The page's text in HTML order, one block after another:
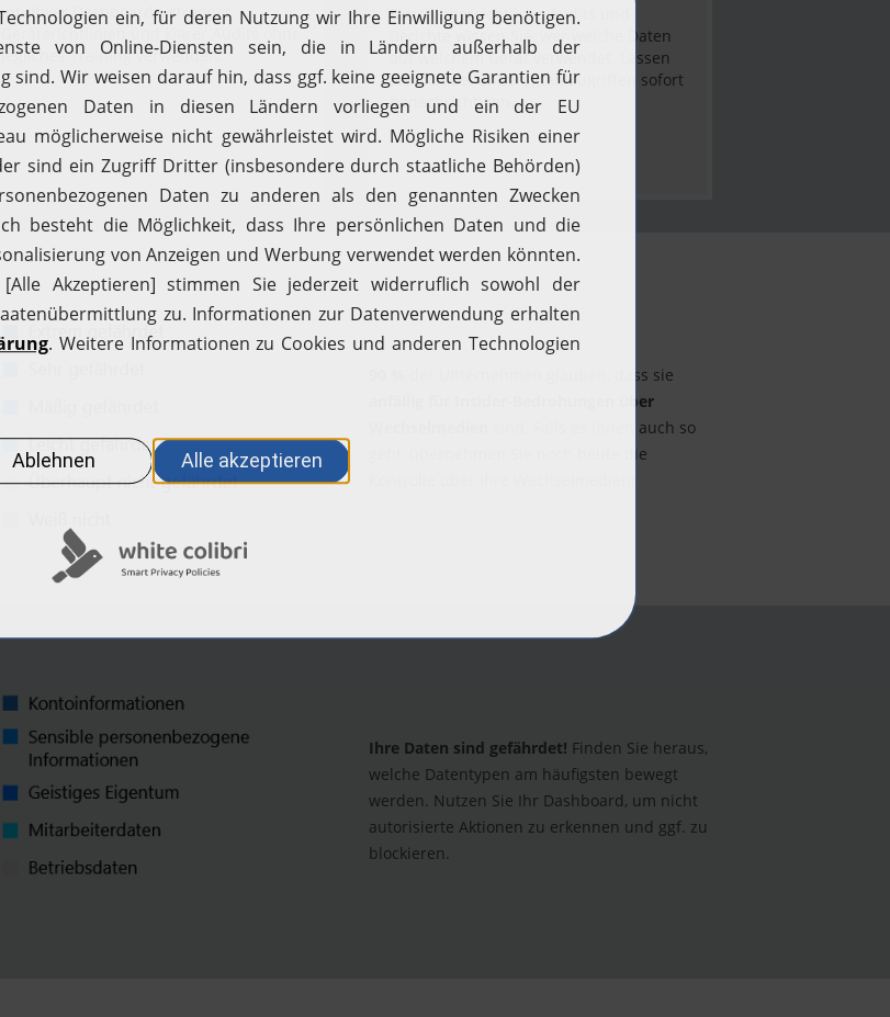
intuitiver Dashboards, strenger
Geräterichtlinien und klarer Audits ohne
jegliches Training verwenden.
Durch übersichtliche Audits und
Berichte wissen Sie, wer welche Daten
auf welchem Gerät verwendet. Lassen
Sie sich bei unbefugten Zugriffen sofort
benachrichtigen.
der Unternehmen glauben, dass sie
anfällig für Insider-Bedrohungen über
sind. Falls es Ihnen auch so
geht, übernehmen Sie noch heute die
Ihre Daten sind gefährdet! Finden Sie heraus,
welche Datentypen am häufigsten bewegt
werden. Nutzen Sie Ihr Dashboard, um nicht
autorisierte Aktionen zu erkennen und ggf. zu
blockieren.